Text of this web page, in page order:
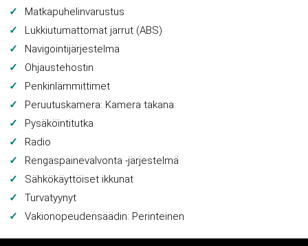
Matkapuhelinvarustus
Lukkiutumattomat jarrut (ABS)
Navigointijärjestelmä
Ohjaustehostin
Penkinlämmittimet
Peruutuskamera: Kamera takana
Pysäköintitutka
Radio
Rengaspainevalvonta -järjestelmä
Sähkökäyttöiset ikkunat
Turvatyynyt
Vakionopeudensäädin: Perinteinen